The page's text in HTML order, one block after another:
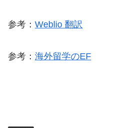
参考： Weblio 翻訳
参考： 海外留学のEF